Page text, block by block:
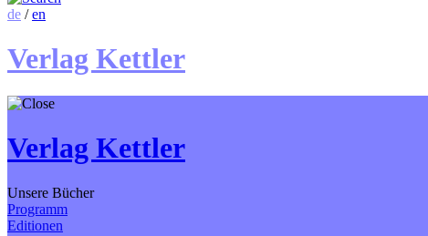
de /en
Verlag Kettler
Verlag Kettler
Unsere Bücher
Programm
Editionen